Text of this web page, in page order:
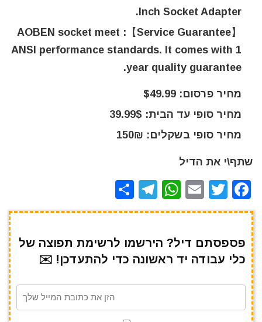
Inch Socket Adapter.
【Service Guarantee】: AOBEN socket meet
ANSI performance standards. It comes with 1
year quality guarantee.
מחיר פרסום: $49.99
מחיר סופי עד הבית: 39.99$
מחיר סופי בשקלים: 150₪
שתף\י את הדיל
F
a
e
b
o
T
w
te
r
E
m
l
W
h
s
A
p
T
el
gr
a
m
h
e
פספסתם דיל? הירשמו לרשימת תפוצה של
כלי עבודה יד ראשונה כדי להתעדכן! ✉️